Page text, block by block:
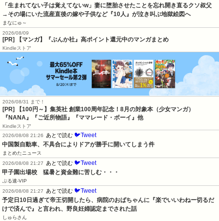
「生まれてない子は覚えてないw」妻に堕胎させたことを忘れ開き直るクソ叔父
→その場にいた流産直後の嫁や子供など『10人』が泣き叫ぶ地獄絵図へ
まなにゅ～
2026/08/09
[PR] 【マンガ】『ぶんか社』高ポイント還元中のマンガまとめ
Kindleストア
2026/08/31 まで！
[PR]
【100円～】集英社 創業100周年記念！8月の対象本（少女マンガ）
『NANA』『ご近所物語』『ママレード・ボーイ』他
Kindleストア
2026/08/08 21:26
あとで読む 🐦Tweet
中国製自動車、不具合によりドアが勝手に開いてしまう件
まとめたニュース
2026/08/08 21:27
あとで読む 🐦Tweet
甲子園出場校　猛暑と資金難に苦しむ・・・
ぶる速-VIP
2026/08/08 21:27
あとで読む 🐦Tweet
予定日10日過ぎて帝王切開したら、病院のおばちゃんに『楽でいいわねー切るだ
けで済んで』と言われ、野良妊婦認定までされた話
しゅらさん